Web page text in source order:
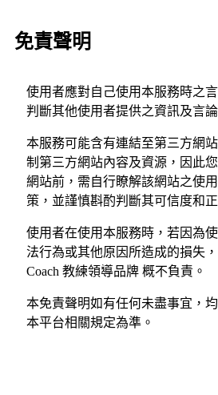
免責聲明
使用者應對自己使用本服務時之
判斷其他使用者提供之資訊及言論
本服務可能含有連結至第三方網
制第三方網站內容及資源，因此
網站前，需自行瞭解該網站之使
策，並謹慎斟酌判斷其可信度和正
使用者在使用本服務時，若因為
法行為或其他原因所造成的損失
Coach 教練領導品牌 概不負責。
本免責聲明如有任何未盡事宜，
本平台相關規定為準。